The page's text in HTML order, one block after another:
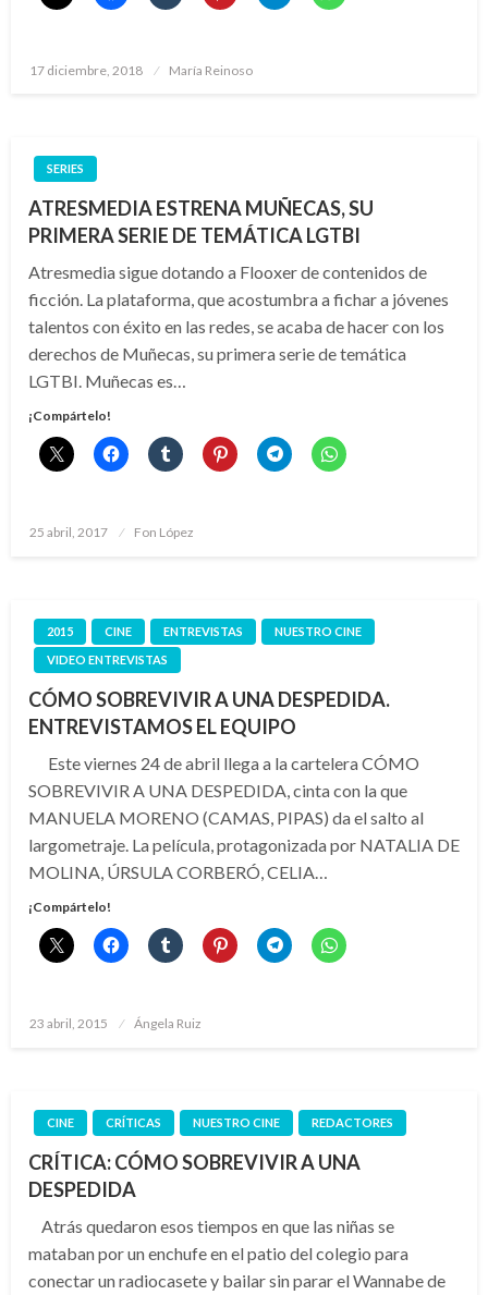
Publicado
17 diciembre, 2018 María Reinoso
SERIES
ATRESMEDIA ESTRENA MUÑECAS, SU
PRIMERA SERIE DE TEMÁTICA LGTBI
Atresmedia sigue dotando a Flooxer de contenidos de
ficción. La plataforma, que acostumbra a fichar a jóvenes
talentos con éxito en las redes, se acaba de hacer con los
derechos de Muñecas, su primera serie de temática
LGTBI. Muñecas es…
¡Compártelo!
Publicado
25 abril, 2017 Fon López
2015 CINE ENTREVISTAS
NUESTRO CINE
VIDEO ENTREVISTAS
CÓMO SOBREVIVIR A UNA DESPEDIDA.
ENTREVISTAMOS EL EQUIPO
Este viernes 24 de abril llega a la cartelera CÓMO
SOBREVIVIR A UNA DESPEDIDA, cinta con la que
MANUELA MORENO (CAMAS, PIPAS) da el salto al
largometraje. La película, protagonizada por NATALIA DE
MOLINA, ÚRSULA CORBERÓ, CELIA…
¡Compártelo!
Publicado
23 abril, 2015 Ángela Ruiz
CINE CRÍTICAS NUESTRO CINE REDACTORES
CRÍTICA: CÓMO SOBREVIVIR A UNA
DESPEDIDA
Atrás quedaron esos tiempos en que las niñas se
mataban por un enchufe en el patio del colegio para
conectar un radiocasete y bailar sin parar el Wannabe de